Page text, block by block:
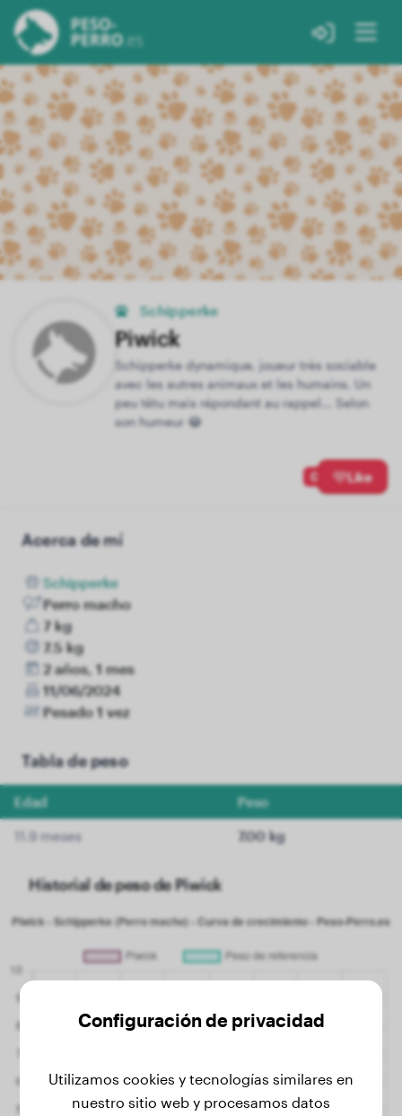
Schipperke
Piwick
Schipperke dynamique, joueur très sociable
avec les autres animaux et les humains. Un
peu têtu mais répondant au rappel... Selon
son humeur 😂
0 Like
Acerca de mí
Schipperke
Perro macho
7 kg
7.5 kg
2 años, 1 mes
11/06/2024
Pesado 1 vez
Tabla de peso
Edad Peso
11.9 meses 7.00 kg
Historial de peso de Piwick
Configuración de privacidad
Utilizamos cookies y tecnologías similares en
nuestro sitio web y procesamos datos